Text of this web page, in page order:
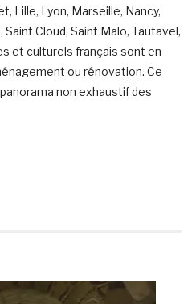
Lille, Lyon, Marseille, Nancy,
Saint Cloud, Saint Malo, Tautavel,
et culturels français sont en
ou rénovation. Ce
non exhaustif des